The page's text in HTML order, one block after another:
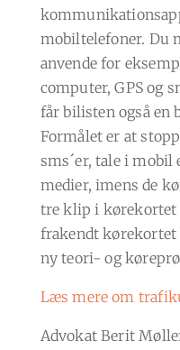
mobiltelefoner. Du
anvende for
computer, GPS og
får bilisten også en
Formålet er at
sms´er, tale i mobil
medier, imens de
tre klip i kørekortet
frakendt kørekortet
ny teori- og
Læs mere om
Advokat Berit